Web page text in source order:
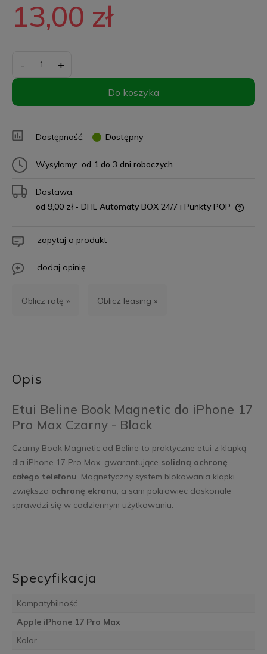
13,00 zł
- +
Do koszyka
Dostępność: Dostępny
Wysyłamy: od 1 do 3 dni roboczych
Dostawa:
od 9,00 zł - DHL Automaty BOX 24/7 i Punkty POP
zapytaj o produkt
dodaj opinię
Oblicz ratę » Oblicz leasing »
Opis
Etui Beline Book Magnetic do iPhone 17
Pro Max Czarny - Black
Czarny Book Magnetic od Beline to praktyczne etui z klapką
dla iPhone 17 Pro Max, gwarantujące solidną ochronę
całego telefonu. Magnetyczny system blokowania klapki
zwiększa ochronę ekranu, a sam pokrowiec doskonale
sprawdzi się w codziennym użytkowaniu.
Specyfikacja
Kompatybilność
Apple iPhone 17 Pro Max
Kolor